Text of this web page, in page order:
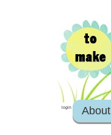
login About